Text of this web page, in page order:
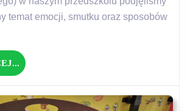
Depresją
temat emocji, smutku oraz sposobów
ZOBACZ
WIĘCEJ...